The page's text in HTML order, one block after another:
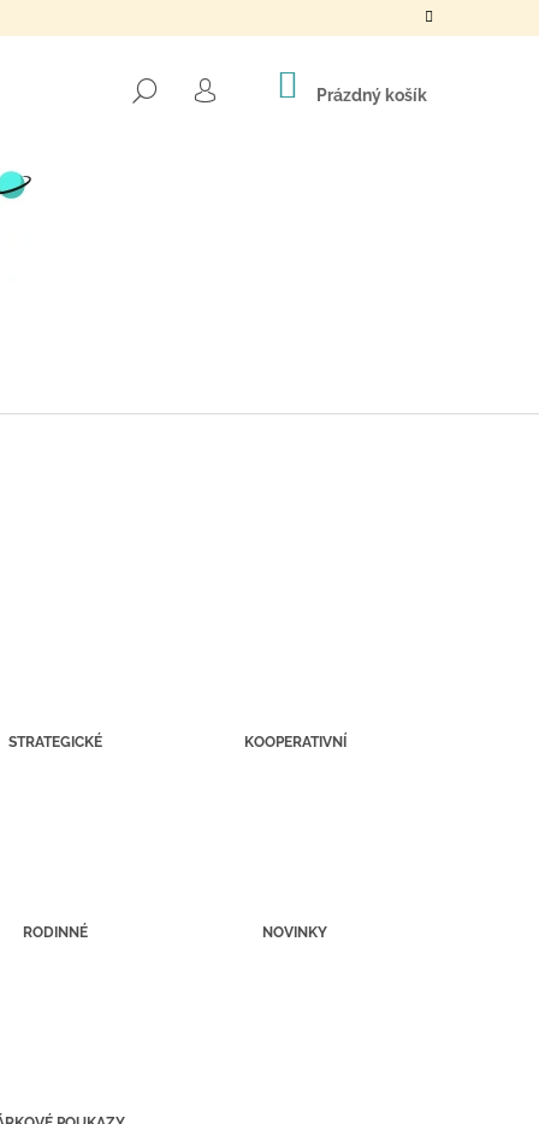
HLEDAT
PŘIHLÁŠENÍ
NÁKUPNÍ
KOŠÍK
Prázdný košík
STRATEGICKÉ KOOPERATIVNÍ
RODINNÉ NOVINKY